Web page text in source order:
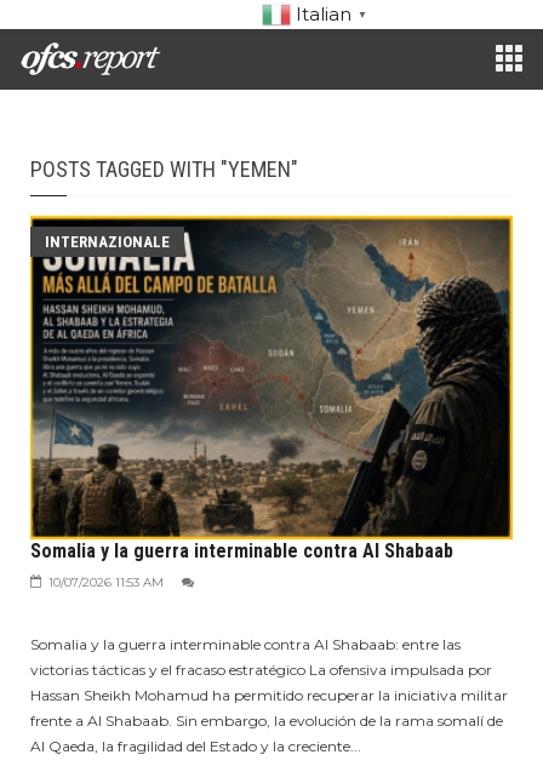
Italian ▼
POSTS TAGGED WITH "YEMEN"
INTERNAZIONALE
Somalia y la guerra interminable contra Al Shabaab
10/07/2026 11:53 AM
Somalia y la guerra interminable contra Al Shabaab: entre las
victorias tácticas y el fracaso estratégico La ofensiva impulsada por
Hassan Sheikh Mohamud ha permitido recuperar la iniciativa militar
frente a Al Shabaab. Sin embargo, la evolución de la rama somalí de
Al Qaeda, la fragilidad del Estado y la creciente...